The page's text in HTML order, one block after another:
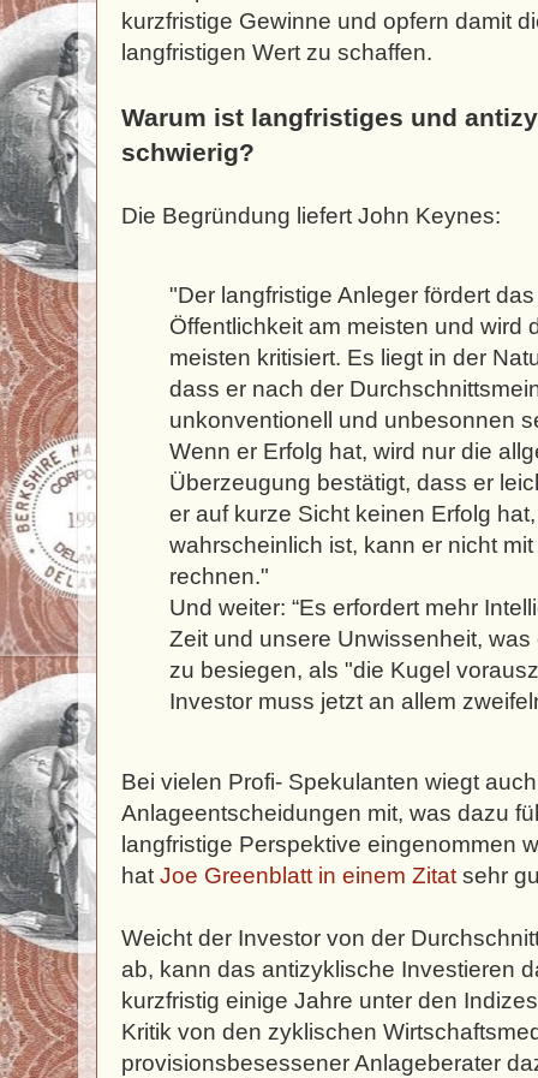
kurzfristige Gewinne und opfern damit
langfristigen Wert zu schaffen.
Warum ist langfristiges und
schwierig?
Die Begründung liefert John Keynes:
"Der langfristige Anleger fördert
Öffentlichkeit am meisten und wird
meisten kritisiert. Es liegt in der
dass er nach der
unkonventionell und unbesonnen
Wenn er Erfolg hat, wird nur die
Überzeugung bestätigt, dass er
er auf kurze Sicht keinen Erfolg
wahrscheinlich ist, kann er nicht
rechnen."
Und weiter: “Es erfordert mehr
Zeit und unsere Unwissenheit, was
zu besiegen, als "die Kugel
Investor muss jetzt an allem
Bei vielen Profi- Spekulanten wiegt
Anlageentscheidungen mit, was dazu
langfristige Perspektive eingenommen
hat Joe Greenblatt in einem Zitat sehr
Weicht der Investor von der
ab, kann das antizyklische Investieren
kurzfristig einige Jahre unter den
Kritik von den zyklischen
provisionsbesessener Anlageberater